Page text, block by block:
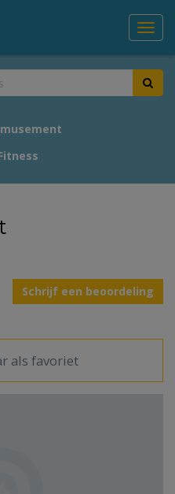
Schrijf een beoordeling
als favoriet